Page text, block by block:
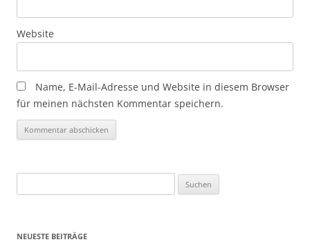
Website
Name, E-Mail-Adresse und Website in diesem Browser
für meinen nächsten Kommentar speichern.
nach:
NEUESTE BEITRÄGE